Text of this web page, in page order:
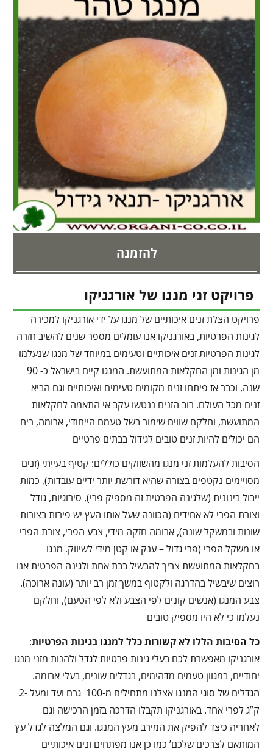
להזמנה
פרויקט זני מנגו של אורגניקו
פרויקט הצלת זנים איכותיים של מנגו על ידי אורגניקו למכירה
לגינות הפרטיות, באורגניקו אנו עומלים מספר שנים להשיב חזרה
לגינות הפרטיות זנים איכותיים וטעימים במיוחד של מנגו שנעלמו
מן הגינות ומן החקלאות המתועשת. המנגו קיים בישראל כ- 90
שנה, וכבר אז פיתחו זנים מקומים טעימים ואיכותיים וגם הביא
זנים מכל העולם. רוב הזנים ננטשו עקב אי התאמה לחקלאות
המתועשת, וחלקם שווים שימור בשל טעמם הייחודי, ארומה, ריח
הם יכולים להיות זנים טובים לגידול בבתים פרטיים
הסיבות להעלמות זני מנגו מהשווקים כוללים: קטיף בעייתי (זנים
מסויימים נקטפים בצורה שהיא דורשת יותר ידיים עובדות), כמות
ייבול בינונית (שלגינה הפרטית זה מספיק פרי), סירוגיות, גודל
וצורת הפרי לא אחידים (הכוונה שעל אותו העץ יש פירות בצורות
שונות ובמשקל שונה), ארומה חזקה מידי, צבע הפרי, צורת הפרי
או משקל הפרי (פרי גדול – ענק או קטן מידי לשיווק. מנגו
בחקלאות המתועשת צריך להבשיל בבת אחת ולגינה הפרטית אנו
רוצים שיבשיל בהדרגה ולקטוף במשך זמן רב יותר (עונה ארוכה).
צבע המנגו (אנשים קונים לפי הצבע ולא לפי הטעם), וחלקם
נעלמו כי לא היו מספיק טובים
כל הסיבות הללו לא קשורות כלל למנגו בגינות הפרטיות:
אורגניקו מאפשרת לכם בעלי גינות פרטיות לגדל ולהנות מזני מנגו
יחודיים, במגוון טעמים מדהימים, בגדלים שונים, בעלי ארומה.
הגדלים של סוגי המנגו אצלנו מתחילים מ-100 גרם ועד ומעל -2
ק”ג לפרי אחד. באורגניקו תקבלו הדרכה בזמן הרכישה וגם
לאחריה כיצד להפיק את המירב מעץ המנגו. וגם המלצה לגדל עץ
המותאם לצרכים שלכם’ כמו כן אנו מפתחים זנים איכותיים